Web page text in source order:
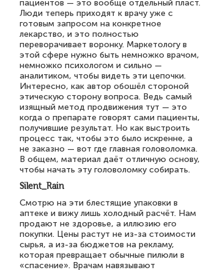
пациентов — это вообще отдельный пласт.
Люди теперь приходят к врачу уже с
готовым запросом на конкретное
лекарство, и это полностью
переворачивает воронку. Маркетологу в
этой сфере нужно быть немножко врачом,
немножко психологом и сильно —
аналитиком, чтобы видеть эти цепочки.
Интересно, как автор обошёл стороной
этическую сторону вопроса. Ведь самый
изящный метод продвижения тут — это
когда о препарате говорят сами пациенты,
получившие результат. Но как выстроить
процесс так, чтобы это было искренне, а
не заказно — вот где главная головоломка.
В общем, материал даёт отличную основу,
чтобы начать эту головоломку собирать.
Silent_Rain
Смотрю на эти блестящие упаковки в
аптеке и вижу лишь холодный расчёт. Нам
продают не здоровье, а иллюзию его
покупки. Цены растут не из-за стоимости
сырья, а из-за бюджетов на рекламу,
которая превращает обычные пилюли в
«спасение». Врачам навязывают